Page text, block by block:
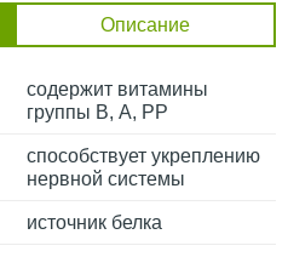
Описание
содержит витамины
группы В, А, РР
способствует укреплению
нервной системы
источник белка